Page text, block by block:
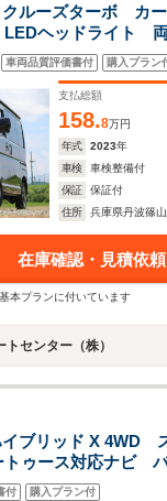
ルーズターボ カー
ヘッドライト 両
Bカメラ
車両品質評価書付 購入プラン
支払総額
158.8万円
年式
2023年
車検
車検整備付
保証
保証付
住所
兵庫県丹波篠
在庫確認・見積依頼
本プランに付いています
センター（株）
ブリッド X 4WD
トゥース対応ナビ
動スライドドア シ
付 購入プラン付